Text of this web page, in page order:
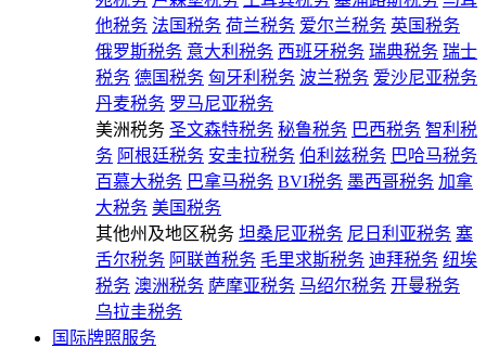
他税务 法国税务 荷兰税务 爱尔兰税务 英国税务
俄罗斯税务 意大利税务 西班牙税务 瑞典税务 瑞士
税务 德国税务 匈牙利税务 波兰税务 爱沙尼亚税务
丹麦税务 罗马尼亚税务
美洲税务 圣文森特税务 秘鲁税务 巴西税务 智利税
务 阿根廷税务 安圭拉税务 伯利兹税务 巴哈马税务
百慕大税务 巴拿马税务 BVI税务 墨西哥税务 加拿
大税务 美国税务
其他州及地区税务 坦桑尼亚税务 尼日利亚税务 塞
舌尔税务 阿联酋税务 毛里求斯税务 迪拜税务 纽埃
税务 澳洲税务 萨摩亚税务 马绍尔税务 开曼税务
乌拉圭税务
国际牌照服务